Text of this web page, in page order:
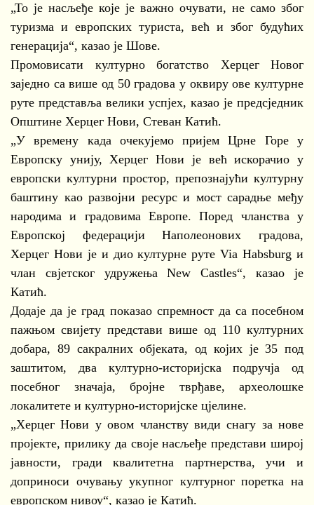
„То је насљеђе које је важно очувати, не само због
туризма и европских туриста, већ и због будућих
генерација“, казао је Шове.
Промовисати културно богатство Херцег Новог
заједно са више од 50 градова у оквиру ове културне
руте представља велики успјех, казао је предсједник
Општине Херцег Нови, Стеван Катић.
„У времену када очекујемо пријем Црне Горе у
Европску унију, Херцег Нови је већ искорачио у
европски културни простор, препознајући културну
баштину као развојни ресурс и мост сарадње међу
народима и градовима Европе. Поред чланства у
Европској федерацији Наполеонових градова,
Херцег Нови је и дио културне руте Via Habsburg и
члан свјетског удружења New Castles“, казао је
Катић.
Додаје да је град показао спремност да са посебном
пажњом свијету представи више од 110 културних
добара, 89 сакралних објеката, од којих је 35 под
заштитом, два културно-историјска подручја од
посебног значаја, бројне тврђаве, археолошке
локалитете и културно-историјске цјелине.
„Херцег Нови у овом чланству види снагу за нове
пројекте, прилику да своје насљеђе представи широј
јавности, гради квалитетна партнерства, учи и
доприноси очувању укупног културног поретка на
европском нивоу“, казао је Катић.